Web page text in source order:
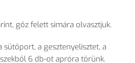
gőz felett simára olvasztjuk.
sütőport, a gesztenyelisztet, a
6 db-ot apróra törünk.